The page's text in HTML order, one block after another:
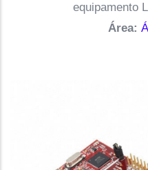
equipamento
Área: